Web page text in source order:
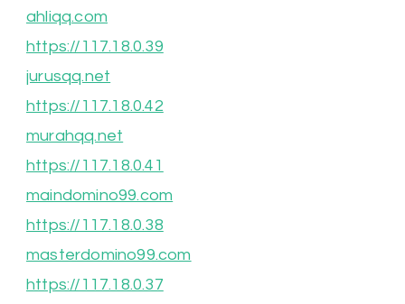
ahliqq.com
https://117.18.0.39
jurusqq.net
https://117.18.0.42
murahqq.net
https://117.18.0.41
maindomino99.com
https://117.18.0.38
masterdomino99.com
https://117.18.0.37